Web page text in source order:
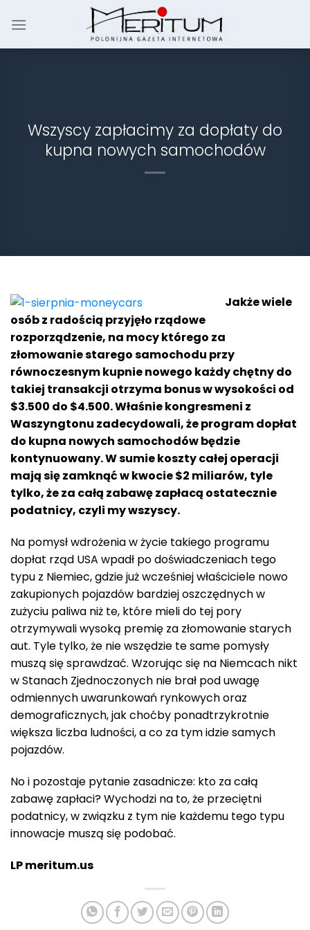
Wszyscy zapłacimy za dopłaty do
kupna nowych samochodów
Jakże wiele
osób z radością przyjęło rządowe
rozporządzenie, na mocy którego za
złomowanie starego samochodu przy
równoczesnym kupnie nowego każdy chętny do
takiej transakcji otrzyma bonus w wysokości od
$3.500 do $4.500. Właśnie kongresmeni z
Waszyngtonu zadecydowali, że program dopłat
do kupna nowych samochodów będzie
kontynuowany. W sumie koszty całej operacji
mają się zamknąć w kwocie $2 miliarów, tyle
tylko, że za całą zabawę zapłacą ostatecznie
podatnicy, czyli my wszyscy.
Na pomysł wdrożenia w życie takiego programu
dopłat rząd USA wpadł po doświadczeniach tego
typu z Niemiec, gdzie już wcześniej właściciele nowo
zakupionych pojazdów bardziej oszczędnych w
zużyciu paliwa niż te, które mieli do tej pory
otrzymywali wysoką premię za złomowanie starych
aut. Tyle tylko, że nie wszędzie te same pomysły
muszą się sprawdzać. Wzorując się na Niemcach nikt
w Stanach Zjednoczonych nie brał pod uwagę
odmiennych uwarunkowań rynkowych oraz
demograficznych, jak choćby ponadtrzykrotnie
większa liczba ludności, a co za tym idzie samych
pojazdów.
No i pozostaje pytanie zasadnicze: kto za całą
zabawę zapłaci? Wychodzi na to, że przeciętni
podatnicy, w związku z tym nie każdemu tego typu
innowacje muszą się podobać.
LP meritum.us